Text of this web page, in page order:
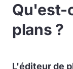
Qu'est-
plans ?
L'éditeur de